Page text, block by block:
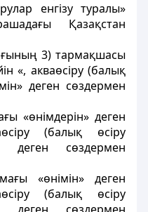
енгізу туралы»
Қазақстан
3) тармақшасы
«, акваөсіру (балық
деген сөздермен
«өнімдерін» деген
(балық өсіру
деген сөздермен
«өнімін» деген
(балық өсіру